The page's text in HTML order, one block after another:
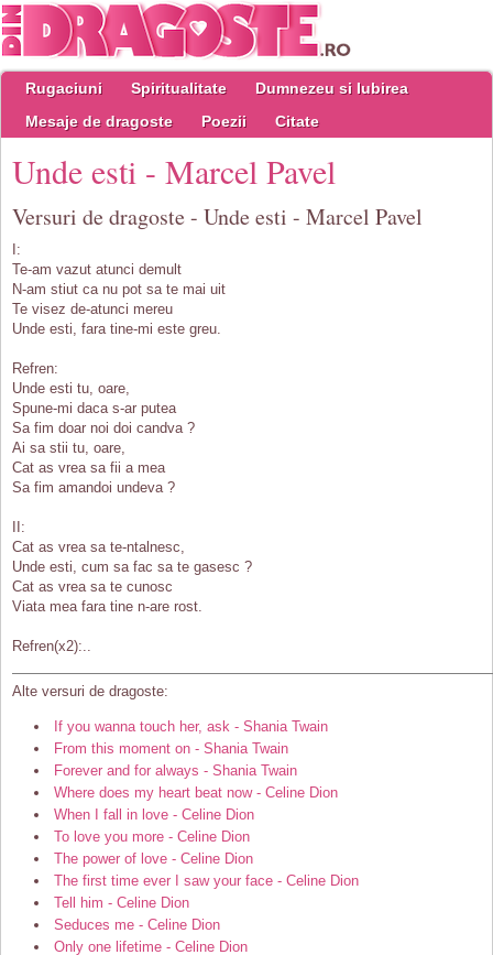
Rugaciuni Spiritualitate
Dumnezeu si Iubirea
Mesaje de dragoste
Poezii Citate
Unde esti - Marcel Pavel
Versuri de dragoste - Unde esti - Marcel Pavel
I:
Te-am vazut atunci demult
N-am stiut ca nu pot sa te mai uit
Te visez de-atunci mereu
Unde esti, fara tine-mi este greu.
Refren:
Unde esti tu, oare,
Spune-mi daca s-ar putea
Sa fim doar noi doi candva ?
Ai sa stii tu, oare,
Cat as vrea sa fii a mea
Sa fim amandoi undeva ?
II:
Cat as vrea sa te-ntalnesc,
Unde esti, cum sa fac sa te gasesc ?
Cat as vrea sa te cunosc
Viata mea fara tine n-are rost.
Refren(x2):..
Alte versuri de dragoste:
If you wanna touch her, ask - Shania Twain
From this moment on - Shania Twain
Forever and for always - Shania Twain
Where does my heart beat now - Celine Dion
When I fall in love - Celine Dion
To love you more - Celine Dion
The power of love - Celine Dion
The first time ever I saw your face - Celine Dion
Tell him - Celine Dion
Seduces me - Celine Dion
Only one lifetime - Celine Dion